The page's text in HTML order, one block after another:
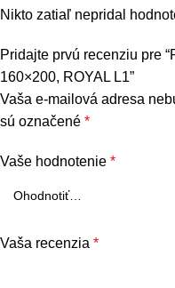
Nikto zatiaľ nepridal
Pridajte prvú recenziu pre
160×200, ROYAL L1”
Vaša e-mailová adresa
sú označené *
Vaše hodnotenie *
Vaša recenzia *